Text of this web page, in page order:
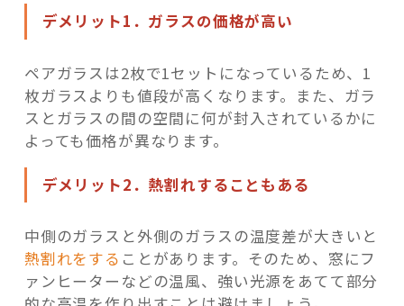
デメリット1．ガラスの価格が高い
ペアガラスは2枚で1セットになっているため、1
枚ガラスよりも値段が高くなります。また、ガラ
スとガラスの間の空間に何が封入されているかに
よっても価格が異なります。
デメリット2．熱割れすることもある
中側のガラスと外側のガラスの温度差が大きいと
熱割れをする ことがあります。そのため、窓にフ
ァンヒーターなどの温風、強い光源をあてて部分